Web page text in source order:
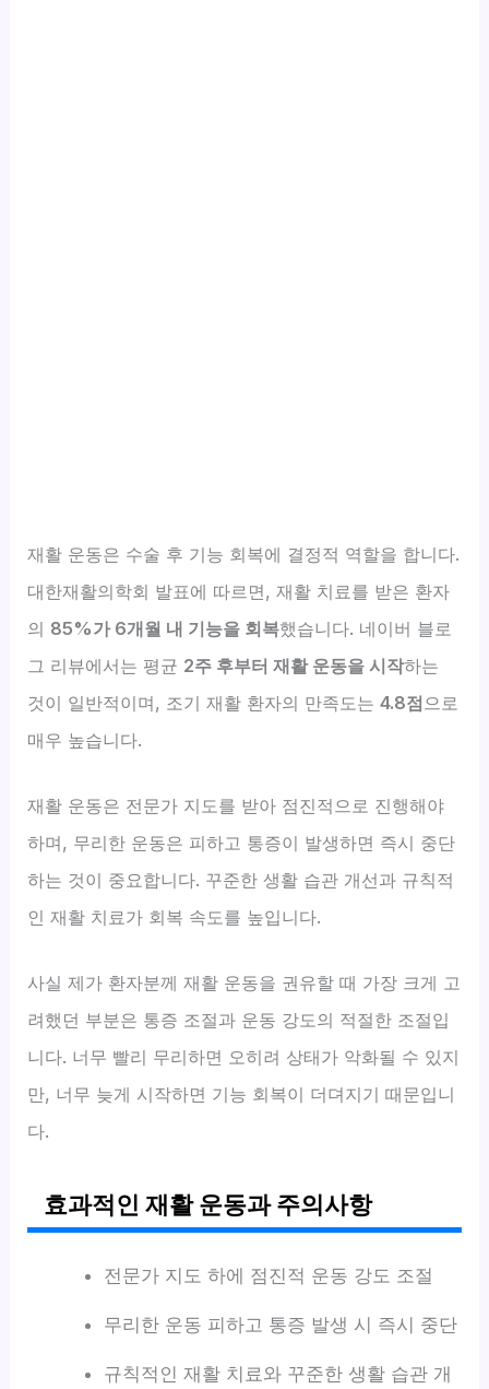
재활 운동은 수술 후 기능 회복에 결정적 역할을 합니다.
대한재활의학회 발표에 따르면, 재활 치료를 받은 환자
의 85%가 6개월 내 기능을 회복했습니다. 네이버 블로
그 리뷰에서는 평균 2주 후부터 재활 운동을 시작하는
것이 일반적이며, 조기 재활 환자의 만족도는4.8점 으로
매우 높습니다.
재활 운동은 전문가 지도를 받아 점진적으로 진행해야
하며, 무리한 운동은 피하고 통증이 발생하면 즉시 중단
하는 것이 중요합니다. 꾸준한 생활 습관 개선과 규칙적
인 재활 치료가 회복 속도를 높입니다.
사실 제가 환자분께 재활 운동을 권유할 때 가장 크게 고
려했던 부분은 통증 조절과 운동 강도의 적절한 조절입
니다. 너무 빨리 무리하면 오히려 상태가 악화될 수 있지
만, 너무 늦게 시작하면 기능 회복이 더뎌지기 때문입니
다.
효과적인 재활 운동과 주의사항
전문가 지도 하에 점진적 운동 강도 조절
무리한 운동 피하고 통증 발생 시 즉시 중단
규칙적인 재활 치료와 꾸준한 생활 습관 개